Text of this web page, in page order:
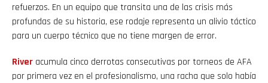
refuerzos. En un equipo que transita una de las crisis más
profundas de su historia, ese rodaje representa un alivio táctico
para un cuerpo técnico que no tiene margen de error.
River acumula cinco derrotas consecutivas por torneos de AFA
por primera vez en el profesionalismo, una racha que solo había